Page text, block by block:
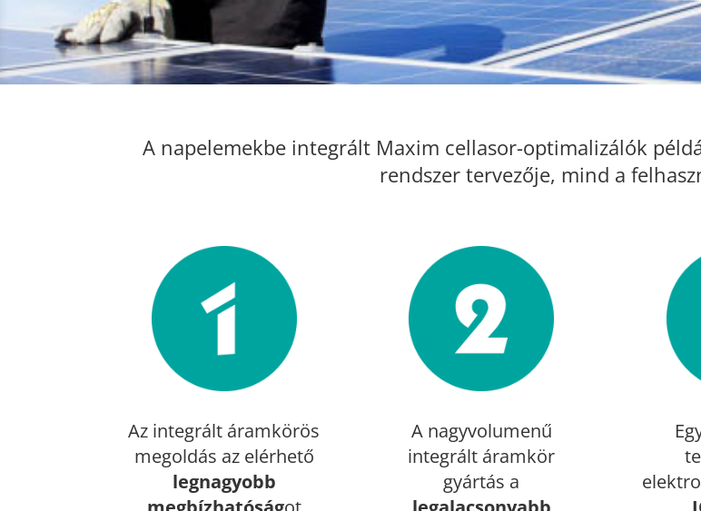
A napelemekbe integrált Maxim cellasor-optimalizálók
rendszer tervezője, mind a
Az integrált áramkörös
megoldás az elérhető
legnagyobb
A nagyvolumenű
integrált áramkör
gyártás a